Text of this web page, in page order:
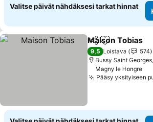
Valitse päivät nähdäksesi tarkat hinnat
Jaa Lisää
Maison Tobias
9,5 Loistava
574
Bussy Saint
Magny le Hongre
Pääsy yksityiseen